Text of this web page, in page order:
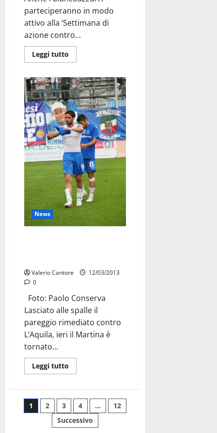
parteciperanno in modo
attivo alla ‘Settimana di
azione contro...
Leggi tutto
News
Valerio Cantore
12/03/2013
0
Foto: Paolo Conserva
Lasciato alle spalle il
pareggio rimediato contro
L’Aquila, ieri il Martina è
tornato...
Leggi tutto
1 2 3 4 …
12
Successivo